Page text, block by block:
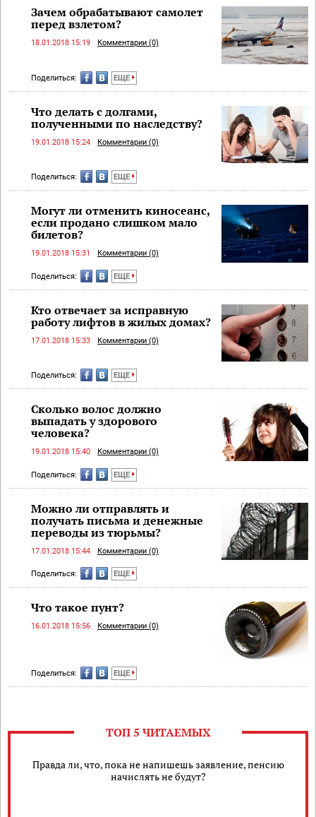
Зачем обрабатывают самолет
перед взлетом?
18.01.2018 15:19 Комментарии (0)
Поделиться: ЕЩЕ
Что делать с долгами,
полученными по наследству?
19.01.2018 15:24 Комментарии (0)
Поделиться: ЕЩЕ
Могут ли отменить киносеанс,
если продано слишком мало
билетов?
19.01.2018 15:31 Комментарии (0)
Поделиться: ЕЩЕ
Кто отвечает за исправную
работу лифтов в жилых домах?
17.01.2018 15:33 Комментарии (0)
Поделиться: ЕЩЕ
Сколько волос должно
выпадать у здорового
человека?
19.01.2018 15:40 Комментарии (0)
Поделиться: ЕЩЕ
Можно ли отправлять и
получать письма и денежные
переводы из тюрьмы?
17.01.2018 15:44 Комментарии (0)
Поделиться: ЕЩЕ
Что такое пунт?
16.01.2018 15:56 Комментарии (0)
Поделиться: ЕЩЕ
ТОП 5 ЧИТАЕМЫХ
Правда ли, что, пока не напишешь заявление, пенсию
начислять не будут?